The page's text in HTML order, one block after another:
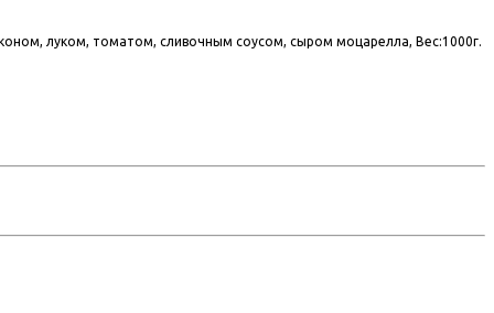
луком, томатом, сливочным соусом, сыром моцарелла, Вес:1000г.